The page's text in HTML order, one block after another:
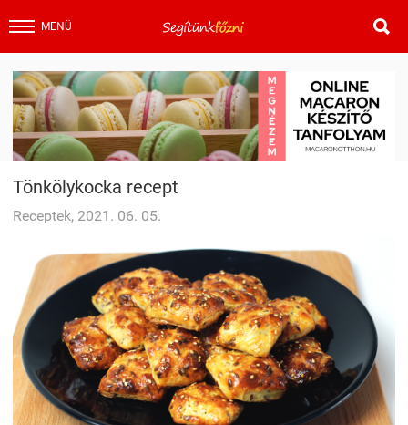
MENÜ 
Tönkölykocka recept
Receptek, 2021. 06. 05.